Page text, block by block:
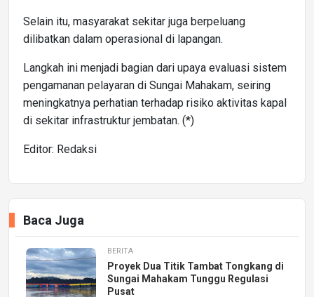
Selain itu, masyarakat sekitar juga berpeluang
dilibatkan dalam operasional di lapangan.
Langkah ini menjadi bagian dari upaya evaluasi sistem
pengamanan pelayaran di Sungai Mahakam, seiring
meningkatnya perhatian terhadap risiko aktivitas kapal
di sekitar infrastruktur jembatan. (*)
Editor: Redaksi
Baca Juga
BERITA
Proyek Dua Titik Tambat Tongkang di
Sungai Mahakam Tunggu Regulasi
Pusat